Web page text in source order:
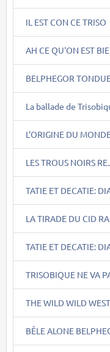
IL EST CON CE TRISO
AH CE QU'ON EST
BELPHEGOR TONDUE
La ballade de
L'ORIGINE DU
LES TROUS NOIRS
TATIE ET DECATIE:
LA TIRADE DU CID
TATIE ET DECATIE:
TRISOBIQUE NE VA
THE WILD WILD
BÊLE ALONE